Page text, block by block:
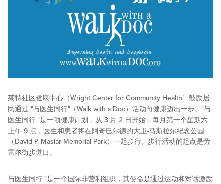
莱特社区健康中心（Wright Center for Community Health）鼓励居
民通过 "与医生同行"（Walk with a Doc）活动向健康迈出一步。"与
医生同行 "是一项健康计划，从 3 月 2 日开始，每月第一个星期六
上午 9 点，医生和患者将在阿奇巴尔德的大卫-马斯拉尔纪念公园
（David P. Maslar Memorial Park）一起步行。步行活动的起点是劳
雷尔街步道口。
与医生同行 "是一个国际非营利组织，其使命是通过运动和对话激励